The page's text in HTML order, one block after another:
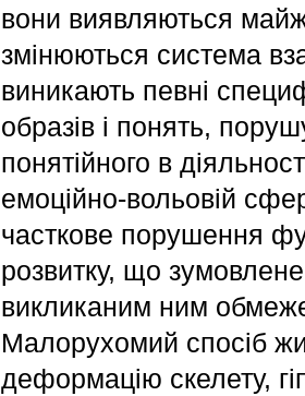
вони виявляються
змінюються система
виникають певні
образів і понять,
понятійного в
емоційно-вольовій
часткове порушення
розвитку, що
викликаним ним
Малорухомий спосіб
деформацію скелету,